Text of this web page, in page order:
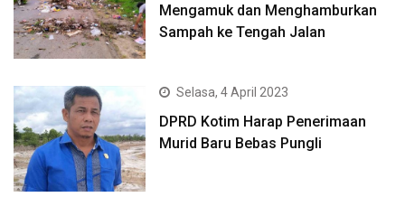
Mengamuk dan Menghamburkan
Sampah ke Tengah Jalan
Selasa, 4 April 2023
DPRD Kotim Harap Penerimaan
Murid Baru Bebas Pungli